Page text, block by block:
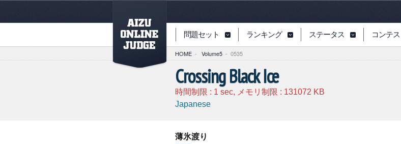
PAGETOP 問題セット ランキング ステータス コンテス
HOME - Volume5 - 0535
Crossing Black Ice
時間制限 : 1 sec, メモリ制限 : 131072 KB
Japanese
薄氷渡り